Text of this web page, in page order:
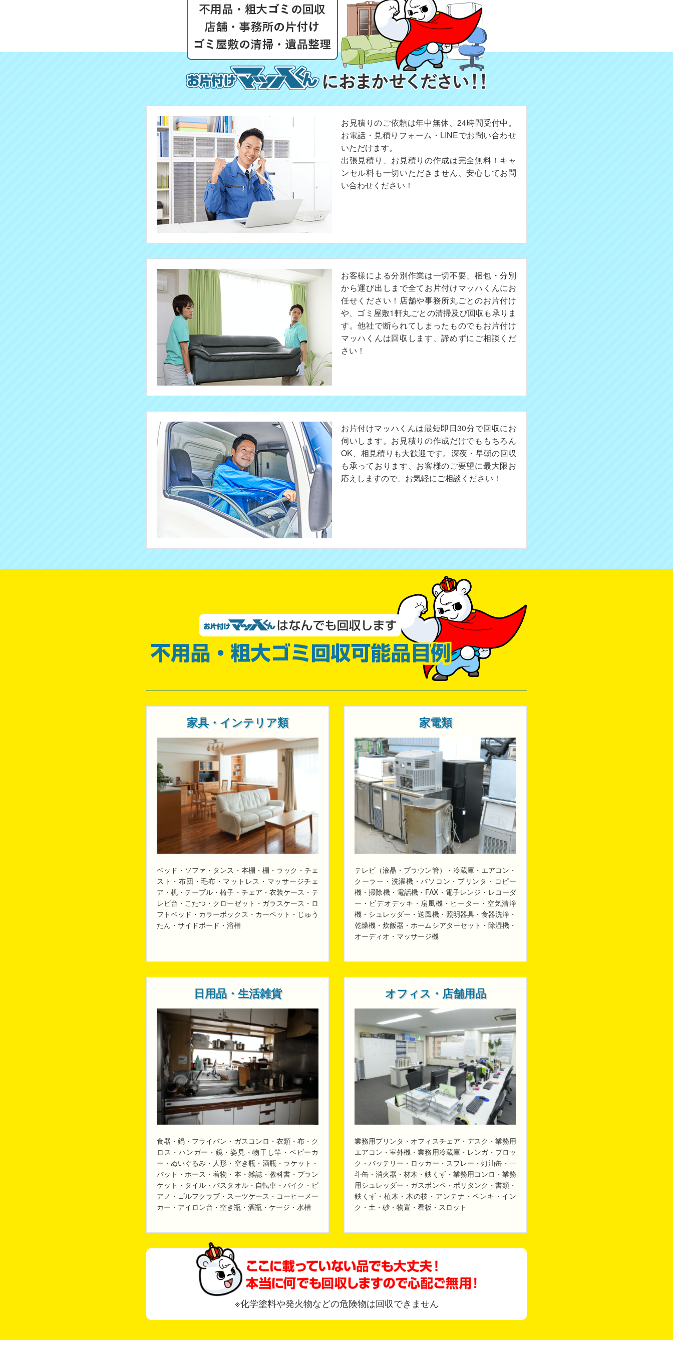
お見積りのご依頼は年中無休、24時間受付中。
お電話・見積りフォーム・LINEでお問い合わせ
いただけます。
出張見積り、お見積りの作成は完全無料！キャ
ンセル料も一切いただきません、安心してお問
い合わせください！
お客様による分別作業は一切不要、梱包・分別
から運び出しまで全てお片付けマッハくんにお
任せください！店舗や事務所丸ごとのお片付け
や、ゴミ屋敷1軒丸ごとの清掃及び回収も承りま
す。他社で断られてしまったものでもお片付け
マッハくんは回収します、諦めずにご相談くだ
さい！
お片付けマッハくんは最短即日30分で回収にお
伺いします。お見積りの作成だけでももちろん
OK、相見積りも大歓迎です。深夜・早朝の回収
も承っております、お客様のご要望に最大限お
応えしますので、お気軽にご相談ください！
家具・インテリア類
ベッド・ソファ・タンス・本棚・棚・ラック・チェ
スト・布団・毛布・マットレス・マッサージチェ
ア・机・テーブル・椅子・チェア・衣装ケース・テ
レビ台・こたつ・クローゼット・ガラスケース・ロ
フトベッド・カラーボックス・カーペット・じゅう
たん・サイドボード・浴槽
家電類
テレビ（液晶・ブラウン管）・冷蔵庫・エアコン・
クーラー・洗濯機・パソコン・プリンタ・コピー
機・掃除機・電話機・FAX・電子レンジ・レコーダ
ー・ビデオデッキ・扇風機・ヒーター・空気清浄
機・シュレッダー・送風機・照明器具・食器洗浄・
乾燥機・炊飯器・ホームシアターセット・除湿機・
オーディオ・マッサージ機
日用品・生活雑貨
食器・鍋・フライパン・ガスコンロ・衣類・布・ク
ロス・ハンガー・鏡・姿見・物干し竿・ベビーカ
ー・ぬいぐるみ・人形・空き瓶・酒瓶・ラケット・
バット・ホース・着物・本・雑誌・教科書・ブラン
ケット・タイル・バスタオル・自転車・バイク・ピ
アノ・ゴルフクラブ・スーツケース・コーヒーメー
カー・アイロン台・空き瓶・酒瓶・ケージ・水槽
オフィス・店舗用品
業務用プリンタ・オフィスチェア・デスク・業務用
エアコン・室外機・業務用冷蔵庫・レンガ・ブロッ
ク・バッテリー・ロッカー・スプレー・灯油缶・一
斗缶・消火器・材木・鉄くず・業務用コンロ・業務
用シュレッダー・ガスボンベ・ポリタンク・書類・
鉄くず・植木・木の枝・アンテナ・ペンキ・イン
ク・土・砂・物置・看板・スロット
※化学塗料や発火物などの危険物は回収できません